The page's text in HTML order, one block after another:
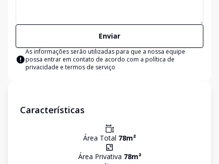
Enviar
As informações serão utilizadas para que a nossa equipe
possa entrar em contato de acordo com a política de
privacidade e termos de serviço
Características
Área Total 78m²
Área Privativa 78m²